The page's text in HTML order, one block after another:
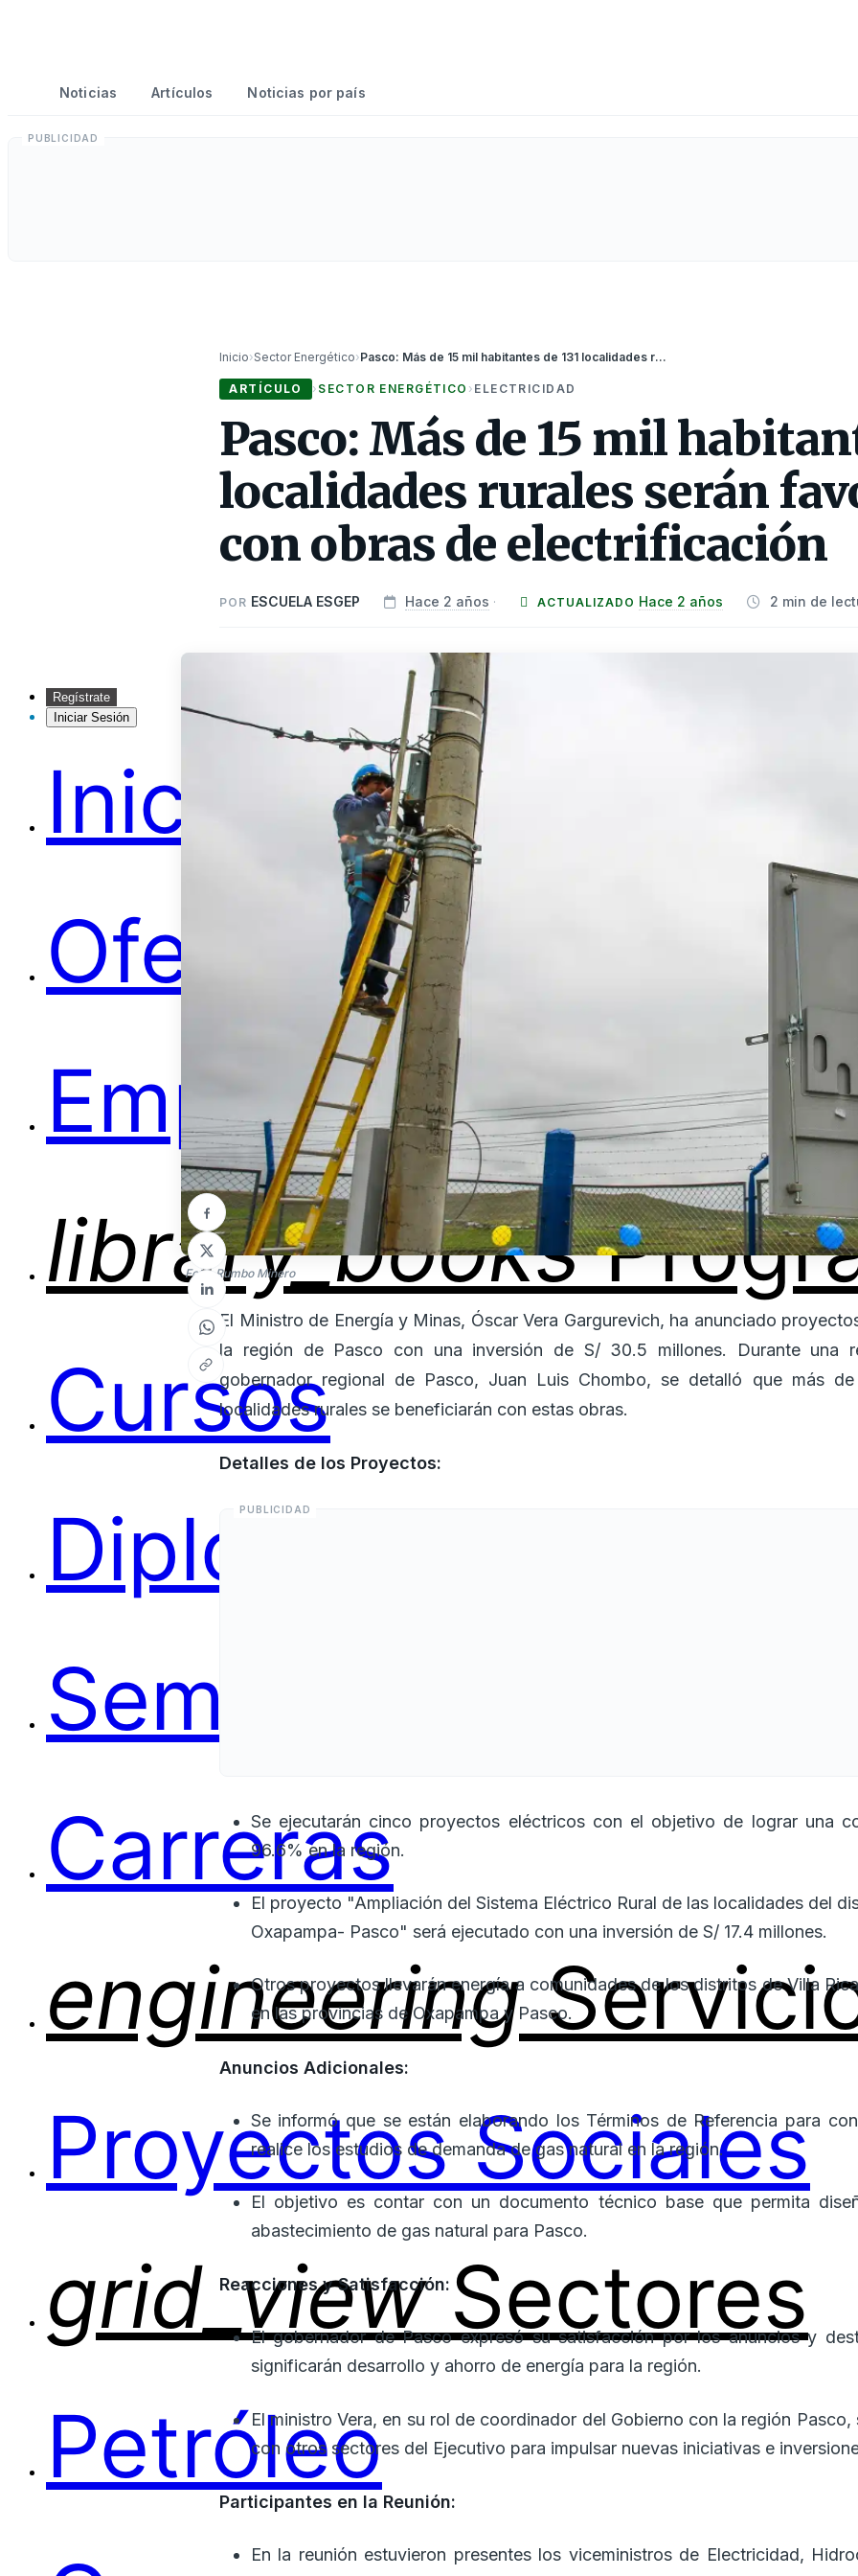
Regístrate
Iniciar Sesión
Inicio
Ofertas
Empleos
library_books
Cursos
Diplomas
Seminarios
Carreras
engineering
Proyectos Sociales
grid_view Sectores
Petróleo
Noticias Artículos Noticias por país
Inicio›Sector Energético› Pasco: Más de 15 mil habitantes de 131 localidades rurales serán favorecidas con obras de electrificación
ARTÍCULO › SECTOR ENERGÉTICO › ELECTRICIDAD
Pasco: Más de 15 mil
localidades rurales serán
con obras de electrificación
POR ESCUELA ESGEP Hace 2 años · ACTUALIZADO Hace 2 años 2 min de
Foto: Rumbo Minero
El Ministro de Energía y Minas, Óscar Vera Gargurevich, ha anunciado
la región de Pasco con una inversión de S/ 30.5 millones. Durante una
gobernador regional de Pasco, Juan Luis Chombo, se detalló que más
localidades rurales se beneficiarán con estas obras.
Detalles de los Proyectos:
Se ejecutarán cinco proyectos eléctricos con el objetivo de lograr una
96.6% en la región.
El proyecto "Ampliación del Sistema Eléctrico Rural de las localidades del
Oxapampa- Pasco" será ejecutado con una inversión de S/ 17.4 millones.
Otros proyectos llevarán energía a comunidades de los distritos de Villa
en las provincias de Oxapampa y Pasco.
Anuncios Adicionales:
Se informó que se están elaborando los Términos de Referencia para
realice los estudios de demanda de gas natural en la región.
El objetivo es contar con un documento técnico base que permita
abastecimiento de gas natural para Pasco.
Reacciones y Satisfacción:
El gobernador de Pasco expresó su satisfacción por los anuncios y
significarán desarrollo y ahorro de energía para la región.
El ministro Vera, en su rol de coordinador del Gobierno con la región
con otros sectores del Ejecutivo para impulsar nuevas iniciativas e
Participantes en la Reunión:
En la reunión estuvieron presentes los viceministros de Electricidad,